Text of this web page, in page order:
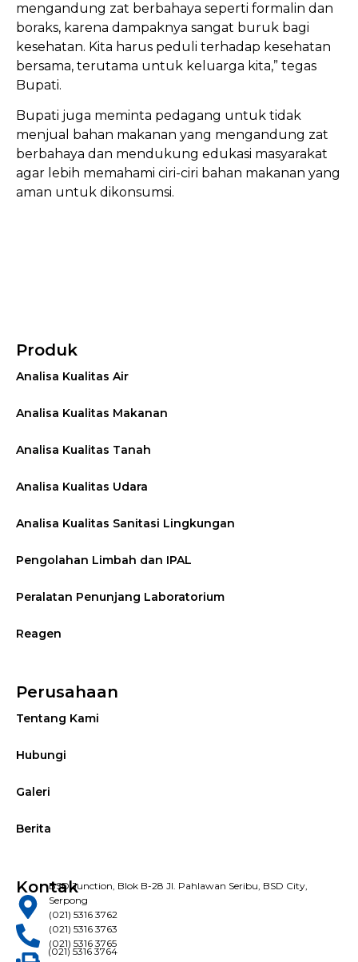
mengandung zat berbahaya seperti formalin dan
boraks, karena dampaknya sangat buruk bagi
kesehatan. Kita harus peduli terhadap kesehatan
bersama, terutama untuk keluarga kita,” tegas
Bupati.
Bupati juga meminta pedagang untuk tidak
menjual bahan makanan yang mengandung zat
berbahaya dan mendukung edukasi masyarakat
agar lebih memahami ciri-ciri bahan makanan yang
aman untuk dikonsumsi.
Produk
Analisa Kualitas Air
Analisa Kualitas Makanan
Analisa Kualitas Tanah
Analisa Kualitas Udara
Analisa Kualitas Sanitasi Lingkungan
Pengolahan Limbah dan IPAL
Peralatan Penunjang Laboratorium
Reagen
Perusahaan
Tentang Kami
Hubungi
Galeri
Berita
KontakBSD Junction, Blok B-28 Jl. Pahlawan Seribu, BSD City,
Serpong
(021) 5316 3762
(021) 5316 3763
(021) 5316 3765
(021) 5316 3764